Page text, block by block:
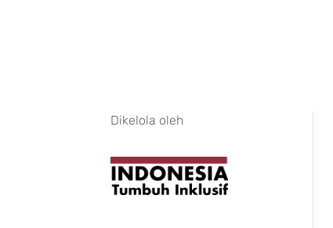
Dikelola oleh